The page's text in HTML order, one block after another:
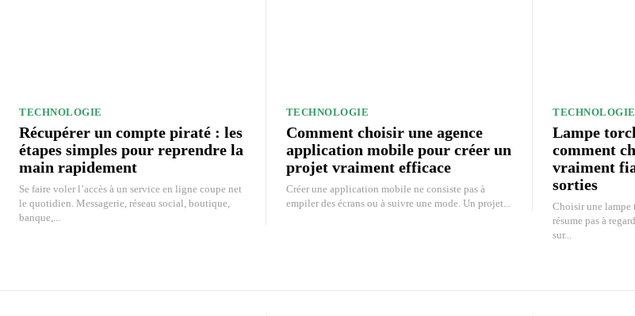
TECHNOLOGIE
Récupérer un compte piraté : les
étapes simples pour reprendre la
main rapidement
Se faire voler l’accès à un service en ligne coupe net
le quotidien. Messagerie, réseau social, boutique,
banque,...
TECHNOLOGIE
Comment choisir une agence
application mobile pour créer un
projet vraiment efficace
Créer une application mobile ne consiste pas à
empiler des écrans ou à suivre une mode. Un projet...
TECHNOLOGIE
Lampe
comment
vraiment
sorties
Choisir une lampe
résume pas à
sur...